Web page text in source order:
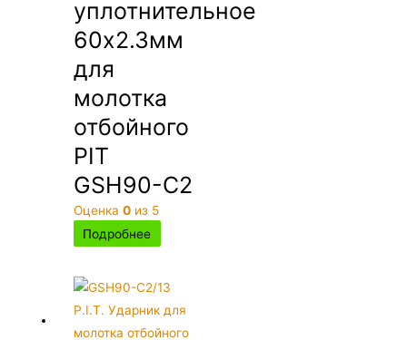
уплотнительное
60х2.3мм
для
молотка
отбойного
PIT
GSH90-C2
Оценка0 из 5
Подробнее